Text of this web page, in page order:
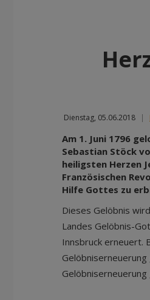
Dienstag, 05.06.2018 |
Am 1. Juni 1796
Sebastian Stöck
heiligsten Herzen
Französischen
Hilfe Gottes zu
Dieses Gelöbnis
Landes Gelöbnis-
Innsbruck erneuert.